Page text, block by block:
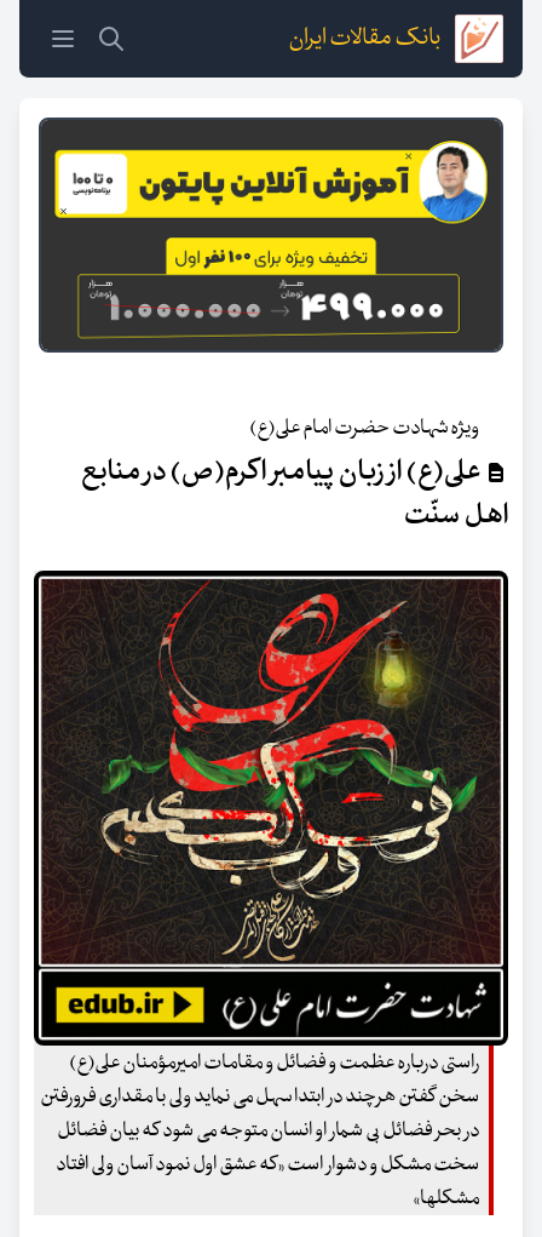
بانک مقالات ایران
ویژه شهادت حضرت امام علی(ع)
علی(ع) از زبان پیامبر اکرم(ص) در منابع
اهل سنّت
راستی درباره عظمت و فضائل و مقامات امیرمؤمنان علی(ع)
سخن گفتن هرچند در ابتدا سهل می نماید ولی با مقداری فرورفتن
در بحر فضائل بی شمار او انسان متوجه می شود که بیان فضائل
سخت مشکل و دشوار است «که عشق اول نمود آسان ولی افتاد
مشکلها»